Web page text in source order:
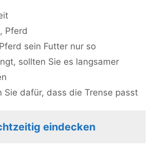
, Pferd
sein Futter nur so
sollten Sie es langsamer
Sie dafür, dass die Trense passt
eindecken